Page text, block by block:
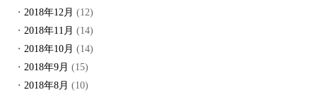
2018年12月 (12)
2018年11月 (14)
2018年10月 (14)
2018年9月 (15)
2018年8月 (10)